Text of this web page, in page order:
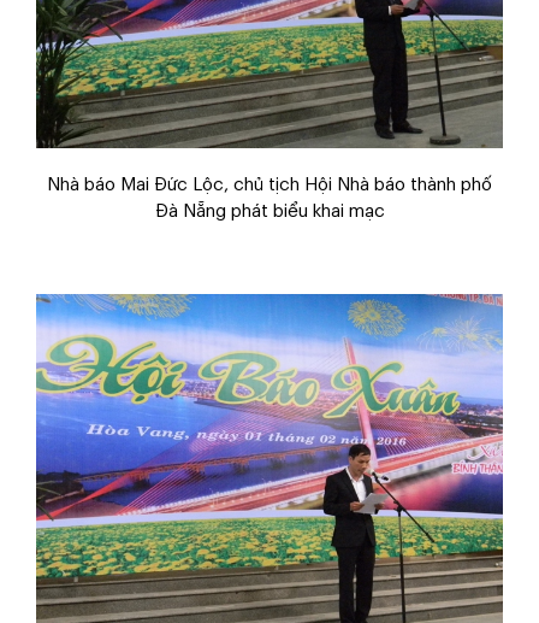
Nhà báo Mai Đức Lộc, chủ tịch Hội Nhà báo thành phố
Đà Nẵng phát biểu khai mạc